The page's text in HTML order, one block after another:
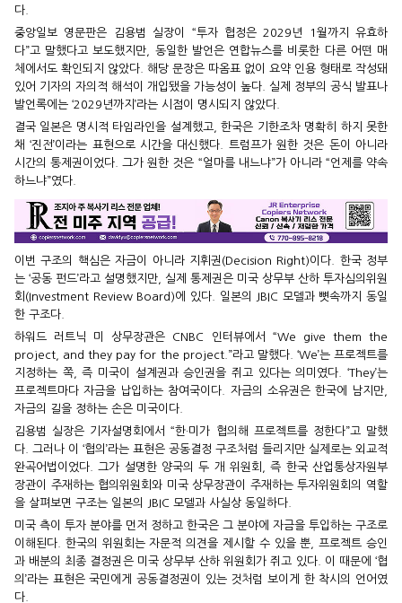
다.
중앙일보 영문판은 김용범 실장이 “투자 협정은 2029년 1월까지 유효하
다”고 말했다고 보도했지만, 동일한 발언은 연합뉴스를 비롯한 다른 어떤 매
체에서도 확인되지 않았다. 해당 문장은 따옴표 없이 요약 인용 형태로 작성돼
있어 기자의 자의적 해석이 개입됐을 가능성이 높다. 실제 정부의 공식 발표나
발언록에는 ‘2029년까지’라는 시점이 명시되지 않았다.
결국 일본은 명시적 타임라인을 설계했고, 한국은 기한조차 명확히 하지 못한
채 ‘진전’이라는 표현으로 시간을 대신했다. 트럼프가 원한 것은 돈이 아니라
시간의 통제권이었다. 그가 원한 것은 “얼마를 내느냐”가 아니라 “언제를 약속
하느냐”였다.
이번 구조의 핵심은 자금이 아니라 지휘권(Decision Right)이다. 한국 정부
는 ‘공동 펀드’라고 설명했지만, 실제 통제권은 미국 상무부 산하 투자심의위원
회(Investment Review Board)에 있다. 일본의 JBIC 모델과 뼛속까지 동일
한 구조다.
하워드 러트닉 미 상무장관은 CNBC 인터뷰에서 “We give them the
project, and they pay for the project.”라고 말했다. ‘We’는 프로젝트를
지정하는 쪽, 즉 미국이 설계권과 승인권을 쥐고 있다는 의미였다. ‘They’는
프로젝트마다 자금을 납입하는 참여국이다. 자금의 소유권은 한국에 남지만,
자금의 길을 정하는 손은 미국이다.
김용범 실장은 기자설명회에서 “한·미가 협의해 프로젝트를 정한다”고 말했
다. 그러나 이 ‘협의’라는 표현은 공동결정 구조처럼 들리지만 실제로는 외교적
완곡어법이었다. 그가 설명한 양국의 두 개 위원회, 즉 한국 산업통상자원부
장관이 주재하는 협의위원회와 미국 상무장관이 주재하는 투자위원회의 역할
을 살펴보면 구조는 일본의 JBIC 모델과 사실상 동일하다.
미국 측이 투자 분야를 먼저 정하고 한국은 그 분야에 자금을 투입하는 구조로
이해된다. 한국의 위원회는 자문적 의견을 제시할 수 있을 뿐, 프로젝트 승인
과 배분의 최종 결정권은 미국 상무부 산하 위원회가 쥐고 있다. 이 때문에 ‘협
의’라는 표현은 국민에게 공동결정권이 있는 것처럼 보이게 한 착시의 언어였
다.